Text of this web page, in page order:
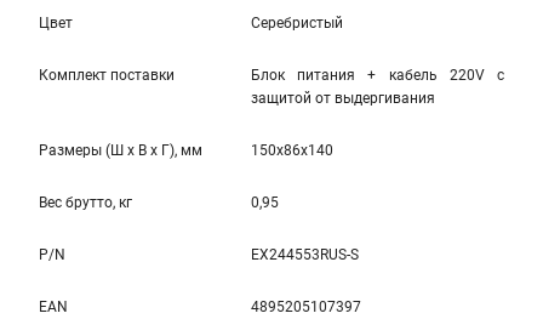
Цвет Серебристый
Комплект поставки
Блок питания + кабель 220V с
защитой от выдергивания
Размеры (Ш x В x Г), мм 150x86x140
Вес брутто, кг 0,95
P/N EX244553RUS-S
EAN 4895205107397